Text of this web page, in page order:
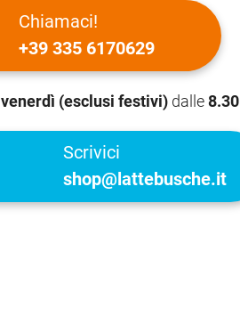
Chiamaci!
+39 335 6170629
venerdì (esclusi festivi) dalle8.30
Scrivici
shop@lattebusche.it